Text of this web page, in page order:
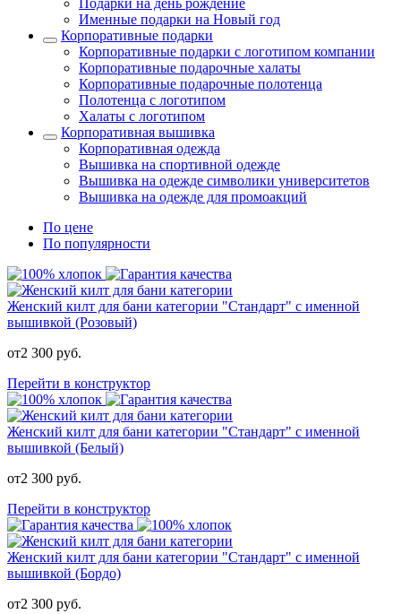
Подарки на день рождение
Именные подарки на Новый год
Корпоративные подарки
Корпоративные подарки с логотипом компании
Корпоративные подарочные халаты
Корпоративные подарочные полотенца
Полотенца с логотипом
Халаты с логотипом
Корпоративная вышивка
Корпоративная одежда
Вышивка на спортивной одежде
Вышивка на одежде символики университетов
Вышивка на одежде для промоакций
По цене
По популярности
Женский килт для бани категории "Стандарт" с именной
вышивкой (Розовый)
от2 300 руб.
Перейти в конструктор
Женский килт для бани категории "Стандарт" с именной
вышивкой (Белый)
от2 300 руб.
Перейти в конструктор
Женский килт для бани категории "Стандарт" с именной
вышивкой (Бордо)
от2 300 руб.